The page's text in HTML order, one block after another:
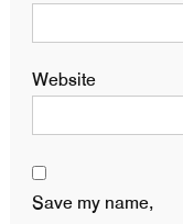
Website
Save my name,